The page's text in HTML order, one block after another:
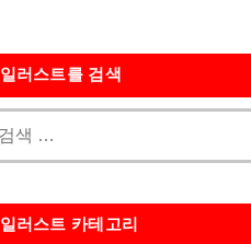
일러스트를 검색
일러스트 카테고리